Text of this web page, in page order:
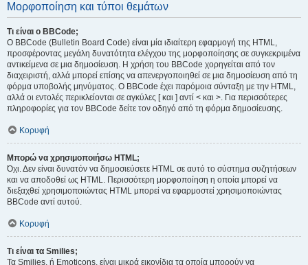
Μορφοποίηση και τύποι θεμάτων
Τι είναι ο BBCode;
Ο BBCode (Bulletin Board Code) είναι μία ιδιαίτερη εφαρμογή της HTML,
προσφέροντας μεγάλη δυνατότητα ελέγχου της μορφοποίησης σε συγκεκριμένα
αντικείμενα σε μια δημοσίευση. Η χρήση του BBCode χορηγείται από τον
διαχειριστή, αλλά μπορεί επίσης να απενεργοποιηθεί σε μια δημοσίευση από τη
φόρμα υποβολής μηνύματος. Ο BBCode έχει παρόμοια σύνταξη με την HTML,
αλλά οι εντολές περικλείονται σε αγκύλες [ και ] αντί < και >. Για περισσότερες
πληροφορίες για τον BBCode δείτε τον οδηγό από τη φόρμα δημοσίευσης.
Κορυφή
Μπορώ να χρησιμοποιήσω HTML;
Όχι. Δεν είναι δυνατόν να δημοσιεύσετε HTML σε αυτό το σύστημα συζητήσεων
και να αποδοθεί ως HTML. Περισσότερη μορφοποίηση η οποία μπορεί να
διεξαχθεί χρησιμοποιώντας HTML μπορεί να εφαρμοστεί χρησιμοποιώντας
BBCode αντί αυτού.
Κορυφή
Τι είναι τα Smilies;
Τα Smilies, ή Emoticons, είναι μικρά εικονίδια τα οποία μπορούν να